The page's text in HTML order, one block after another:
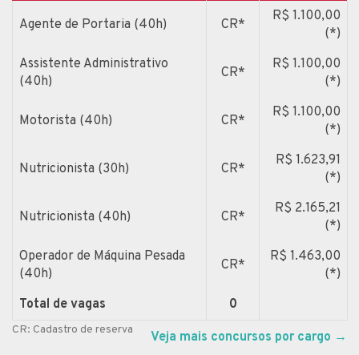
Agente de Portaria (40h) CR*
R$ 1.100,00
(*)
Assistente Administrativo
(40h)
CR*
R$ 1.100,00
(*)
Motorista (40h) CR*
R$ 1.100,00
(*)
Nutricionista (30h) CR*
R$ 1.623,91
(*)
Nutricionista (40h) CR*
R$ 2.165,21
(*)
Operador de Máquina Pesada
(40h)
CR*
R$ 1.463,00
(*)
Total de vagas
0
CR: Cadastro de reserva Veja mais concursos por cargo →